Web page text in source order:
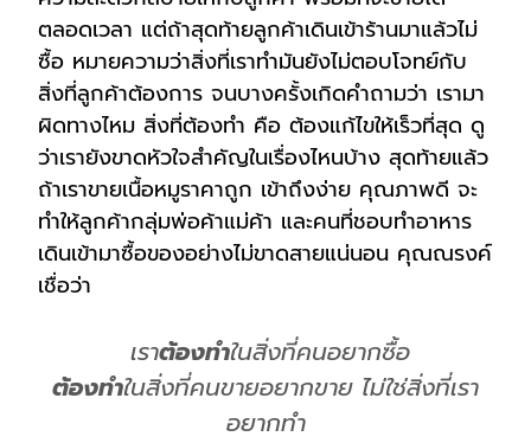
ตลอดเวลา แต่ถ้าสุดท้ายลูกค้าเดินเข้าร้านมาแล้วไม่
ซื้อ หมายความว่าสิ่งที่เราทำมันยังไม่ตอบโจทย์กับ
สิ่งที่ลูกค้าต้องการ จนบางครั้งเกิดคำถามว่า เรามา
ผิดทางไหม สิ่งที่ต้องทำ คือ ต้องแก้ไขให้เร็วที่สุด ดู
ว่าเรายังขาดหัวใจสำคัญในเรื่องไหนบ้าง สุดท้ายแล้ว
ถ้าเราขายเนื้อหมูราคาถูก เข้าถึงง่าย คุณภาพดี จะ
ทำให้ลูกค้ากลุ่มพ่อค้าแม่ค้า และคนที่ชอบทำอาหาร
เดินเข้ามาซื้อของอย่างไม่ขาดสายแน่นอน คุณณรงค์
เชื่อว่า
เราต้องทำในสิ่งที่คนอยากซื้อ
ต้องทำในสิ่งที่คนขายอยากขาย ไม่ใช่สิ่งที่เรา
อยากทำ